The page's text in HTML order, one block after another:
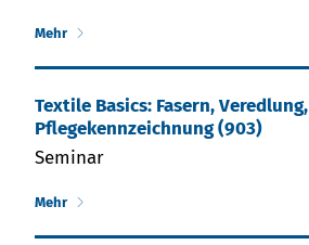
Mehr
Textile Basics: Fasern, Veredlung,
Pflegekennzeichnung (903)
Seminar
Mehr